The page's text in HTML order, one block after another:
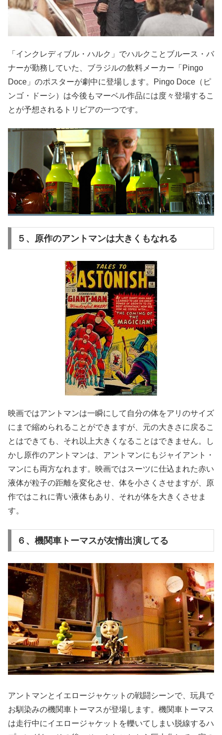
「インクレディブル・ハルク」でハルクことブルース・バ
ナーが勤務していた、ブラジルの飲料メーカー「Pingo
Doce」のポスターが劇中に登場します。Pingo Doce（ピ
ンゴ・ドーシ）は今後もマーベル作品には度々登場するこ
とが予想されるトリビアの一つです。
５、原作のアントマンは大きくもなれる
映画ではアントマンは一瞬にして自分の体をアリのサイズ
にまで縮められることができますが、元の大きさに戻るこ
とはできても、それ以上大きくなることはできません。し
かし原作のアントマンは、アントマンにもジャイアント・
マンにも両方なれます。映画ではスーツに仕込まれた赤い
液体が粒子の距離を変化させ、体を小さくさせますが、原
作ではこれに青い液体もあり、それが体を大きくさせま
す。
６、機関車トーマスが友情出演してる
アントマンとイエロージャケットの戦闘シーンで、玩具で
お馴染みの機関車トーマスが登場します。機関車トーマス
は走行中にイエロージャケットを轢いてしまい脱線するハ